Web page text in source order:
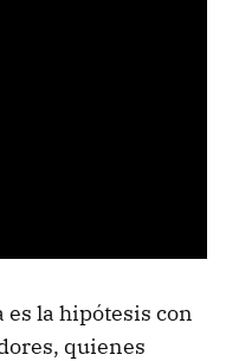
es la hipótesis con
quienes